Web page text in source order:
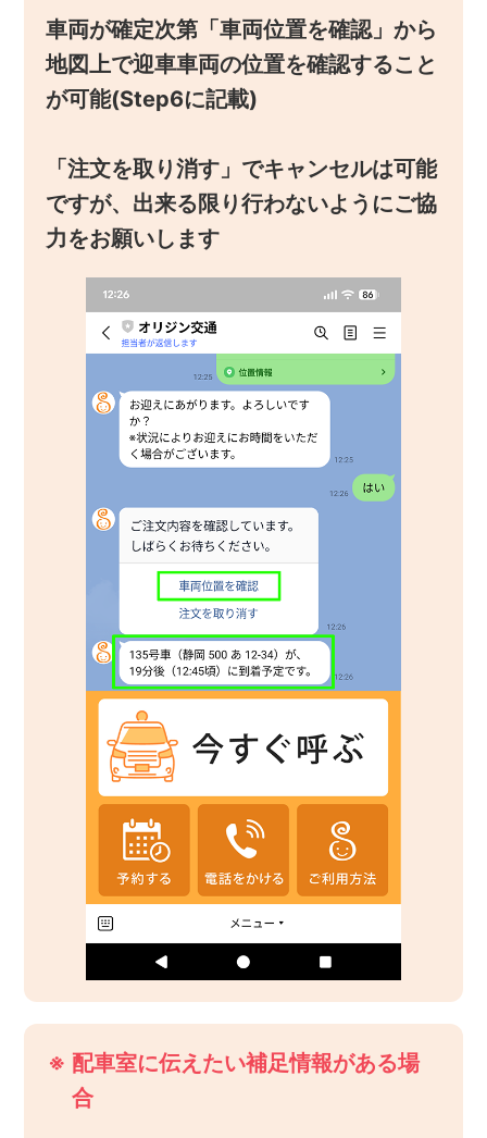
車両が確定次第「車両位置を確認」から
地図上で迎車車両の位置を確認すること
が可能(Step6に記載)
「注文を取り消す」でキャンセルは可能
ですが、出来る限り行わないようにご協
力をお願いします
※ 配車室に伝えたい補足情報がある場
合